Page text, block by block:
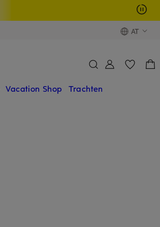
AT
Vacation Shop Trachten